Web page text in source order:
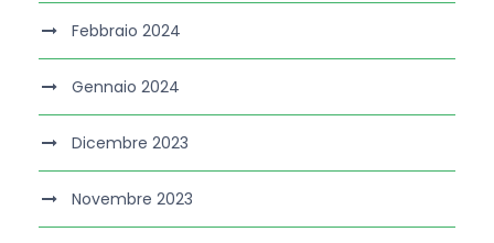
Febbraio 2024
Gennaio 2024
Dicembre 2023
Novembre 2023